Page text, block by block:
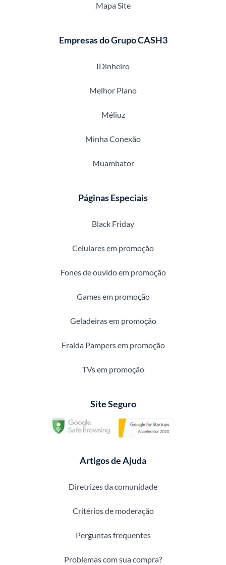
Mapa Site
Empresas do Grupo CASH3
IDinheiro
Melhor Plano
Méliuz
Minha Conexão
Muambator
Páginas Especiais
Black Friday
Celulares em promoção
Fones de ouvido em promoção
Games em promoção
Geladeiras em promoção
Fralda Pampers em promoção
TVs em promoção
Site Seguro
Artigos de Ajuda
Diretrizes da comunidade
Critérios de moderação
Perguntas frequentes
Problemas com sua compra?